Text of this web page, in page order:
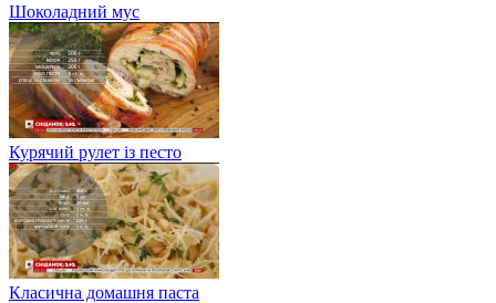
Шоколадний мус
Курячий рулет із песто
Класична домашня паста